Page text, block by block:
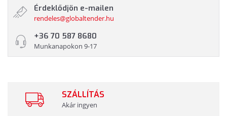
Érdeklődjön e-mailen
rendeles@globaltender.hu
+36 70 587 8680
Munkanapokon 9-17
SZÁLLÍTÁS
Akár ingyen